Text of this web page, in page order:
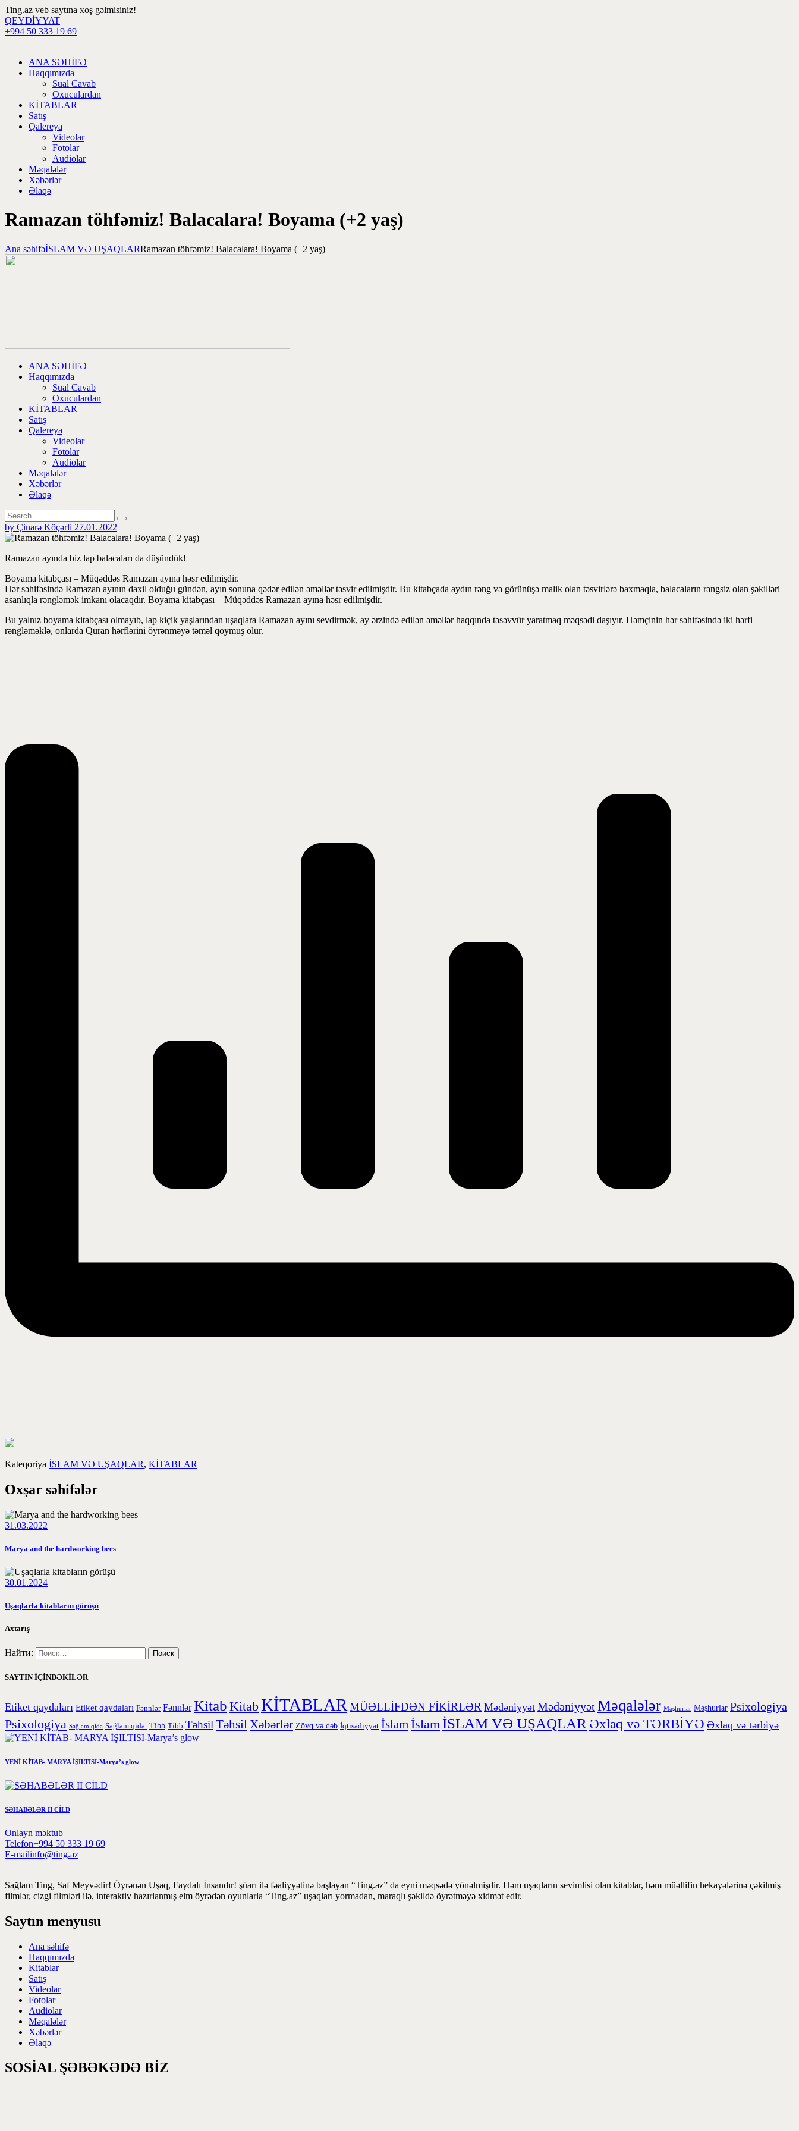
Ting.az veb saytına xoş gəlmisiniz!
QEYDİYYAT
+994 50 333 19 69
ANA SƏHİFƏ
Haqqımızda
Sual Cavab
Oxuculardan
KİTABLAR
Satış
Qalereya
Videolar
Fotolar
Audiolar
Məqalələr
Xəbərlər
Əlaqə
Ramazan töhfəmiz! Balacalara! Boyama (+2 yaş)
Ana səhifəİSLAM VƏ UŞAQLARRamazan töhfəmiz! Balacalara! Boyama (+2 yaş)
ANA SƏHİFƏ
Haqqımızda
Sual Cavab
Oxuculardan
KİTABLAR
Satış
Qalereya
Videolar
Fotolar
Audiolar
Məqalələr
Xəbərlər
Əlaqə
by Çinarə Köçərli 27.01.2022
Ramazan ayında biz lap balacaları da düşündük!
Boyama kitabçası – Müqəddəs Ramazan ayına həsr edilmişdir.
Hər səhifəsində Ramazan ayının daxil olduğu gündən, ayın sonuna qədər edilən əməllər təsvir edilmişdir. Bu kitabçada aydın rəng və görünüşə malik olan təsvirlərə baxmaqla, balacaların rəngsiz olan şəkilləri
asanlıqla rəngləmək imkanı olacaqdır. Boyama kitabçası – Müqəddəs Ramazan ayına həsr edilmişdir.
Bu yalnız boyama kitabçası olmayıb, lap kiçik yaşlarından uşaqlara Ramazan ayını sevdirmək, ay ərzində edilən əməllər haqqında təsəvvür yaratmaq məqsədi daşıyır. Həmçinin hər səhifəsində iki hərfi
rəngləməklə, onlarda Quran hərflərini öyrənməyə təməl qoymuş olur.
Kateqoriya İSLAM VƏ UŞAQLAR, KİTABLAR
Oxşar səhifələr
31.03.2022
Marya and the hardworking bees
30.01.2024
Uşaqlarla kitabların görüşü
Axtarış
Найти:
SAYTIN İÇİNDƏKİLƏR
Etiket qaydaları Etiket qaydaları Fənnlər Fənnlər Kitab KitabKİTABLAR MÜƏLLİFDƏN FİKİRLƏR Mədəniyyət MədəniyyətMəqalələr Məşhurlar Məşhurlar Psixologiya
Psixologiya Sağlam qida Sağlam qida Tibb Tibb Təhsil TəhsilXəbərlər Zövq və dəb İqtisadiyyat İslam İslam İSLAM VƏ UŞAQLAR Əxlaq və TƏRBİYƏ Əxlaq və tərbiyə
YENİ KİTAB- MARYA İŞILTISI-Marya’s glow
SƏHABƏLƏR II CİLD
Onlayn məktub
Telefon+994 50 333 19 69
E-mailinfo@ting.az
Sağlam Ting, Saf Meyvədir! Öyrənən Uşaq, Faydalı İnsandır! şüarı ilə fəaliyyətinə başlayan “Ting.az” da eyni məqsədə yönəlmişdir. Həm uşaqların sevimlisi olan kitablar, həm müəllifin hekayələrinə çəkilmiş
filmlər, cizgi filmləri ilə, interaktiv hazırlanmış elm öyrədən oyunlarla “Ting.az” uşaqları yormadan, maraqlı şəkildə öyrətməyə xidmət edir.
Saytın menyusu
Ana səhifə
Haqqımızda
Kitablar
Satış
Videolar
Fotolar
Audiolar
Məqalələr
Xəbərlər
Əlaqə
SOSİAL ŞƏBƏKƏDƏ BİZ